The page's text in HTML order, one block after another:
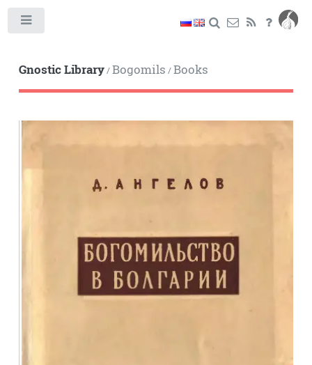
Gnostic Library/Bogomils /Books